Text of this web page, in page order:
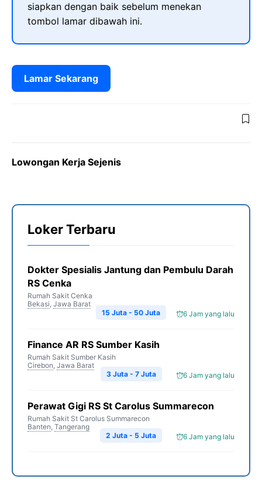
siapkan dengan baik sebelum menekan
tombol lamar dibawah ini.
Lamar Sekarang
Lowongan Kerja Sejenis
Loker Terbaru
Dokter Spesialis Jantung dan Pembulu Darah
RS Cenka
Rumah Sakit Cenka
Bekasi, Jawa Barat
6 Jam yang lalu
15 Juta - 50 Juta
Finance AR RS Sumber Kasih
Rumah Sakit Sumber Kasih
Cirebon, Jawa Barat
6 Jam yang lalu
3 Juta - 7 Juta
Perawat Gigi RS St Carolus Summarecon
Rumah Sakit St Carolus Summarecon
Banten, Tangerang
6 Jam yang lalu
2 Juta - 5 Juta